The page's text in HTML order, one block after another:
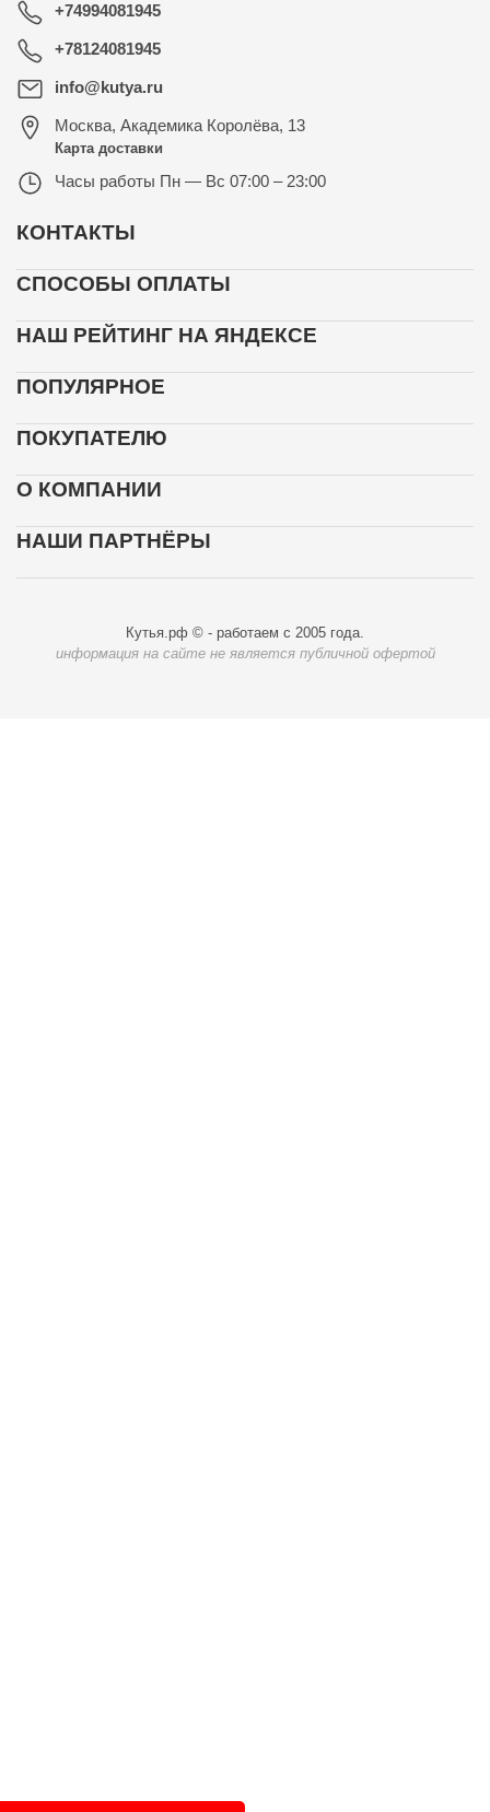
+74994081945
+78124081945
info@kutya.ru
Москва, Академика Королёва, 13
Карта доставки
Часы работы Пн — Вс 07:00 – 23:00
КОНТАКТЫ
СПОСОБЫ ОПЛАТЫ
НАШ РЕЙТИНГ НА ЯНДЕКСЕ
ПОПУЛЯРНОЕ
ПОКУПАТЕЛЮ
О КОМПАНИИ
НАШИ ПАРТНЁРЫ
Кутья.рф © - работаем с 2005 года.
информация на сайте не является публичной офертой